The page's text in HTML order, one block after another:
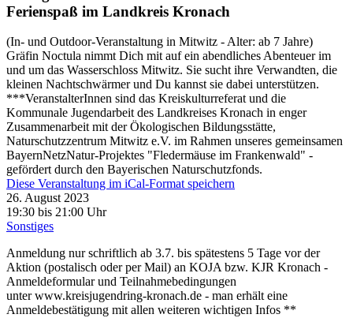
Ferienspaß im Landkreis Kronach
(In- und Outdoor-Veranstaltung in Mitwitz - Alter: ab 7 Jahre)
Gräfin Noctula nimmt Dich mit auf ein abendliches Abenteuer im
und um das Wasserschloss Mitwitz. Sie sucht ihre Verwandten, die
kleinen Nachtschwärmer und Du kannst sie dabei unterstützen.
***VeranstalterInnen sind das Kreiskulturreferat und die
Kommunale Jugendarbeit des Landkreises Kronach in enger
Zusammenarbeit mit der Ökologischen Bildungsstätte,
Naturschutzzentrum Mitwitz e.V. im Rahmen unseres gemeinsamen
BayernNetzNatur-Projektes "Fledermäuse im Frankenwald" -
gefördert durch den Bayerischen Naturschutzfonds.
Diese Veranstaltung im iCal-Format speichern
26. August 2023
19:30 bis 21:00 Uhr
Sonstiges
Anmeldung nur schriftlich ab 3.7. bis spätestens 5 Tage vor der
Aktion (postalisch oder per Mail) an KOJA bzw. KJR Kronach -
Anmeldeformular und Teilnahmebedingungen
unter www.kreisjugendring-kronach.de - man erhält eine
Anmeldebestätigung mit allen weiteren wichtigen Infos **